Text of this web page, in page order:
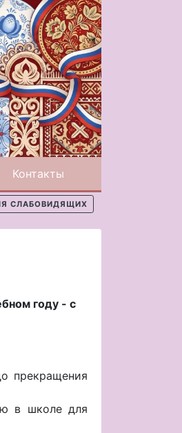
Контакты
СЛАБОВИДЯЩИХ
году - с
прекращения
в школе для